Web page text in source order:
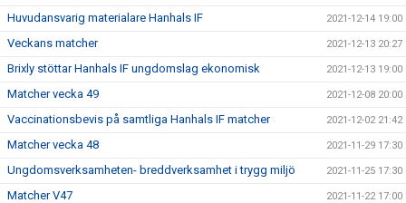
Huvudansvarig materialare Hanhals IF 2021-12-14 19:00
Veckans matcher 2021-12-13 20:27
Brixly stöttar Hanhals IF ungdomslag ekonomisk 2021-12-13 19:00
Matcher vecka 49 2021-12-08 20:00
Vaccinationsbevis på samtliga Hanhals IF matcher 2021-12-02 21:42
Matcher vecka 48 2021-11-29 17:30
Ungdomsverksamheten- breddverksamhet i trygg miljö 2021-11-25 17:30
Matcher V47 2021-11-22 17:00